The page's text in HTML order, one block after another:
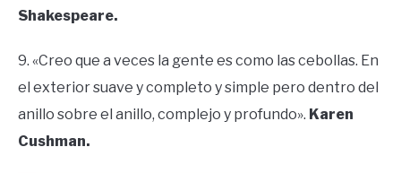
Shakespeare.
9. «Creo que a veces la gente es como las cebollas. En
el exterior suave y completo y simple pero dentro del
anillo sobre el anillo, complejo y profundo». Karen
Cushman.